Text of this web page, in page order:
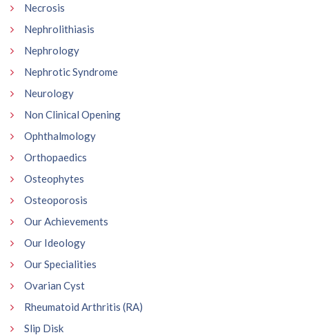
Necrosis
Nephrolithiasis
Nephrology
Nephrotic Syndrome
Neurology
Non Clinical Opening
Ophthalmology
Orthopaedics
Osteophytes
Osteoporosis
Our Achievements
Our Ideology
Our Specialities
Ovarian Cyst
Rheumatoid Arthritis (RA)
Slip Disk